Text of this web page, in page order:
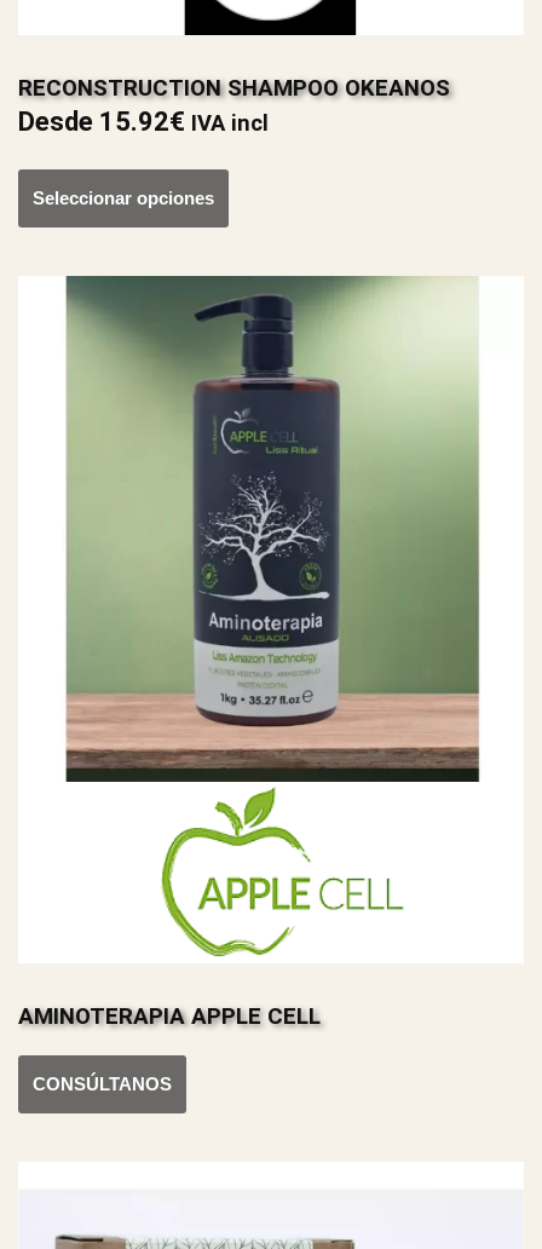
RECONSTRUCTION SHAMPOO OKEANOS
Desde 15.92€ IVA incl
Seleccionar opciones
AMINOTERAPIA APPLE CELL
CONSÚLTANOS